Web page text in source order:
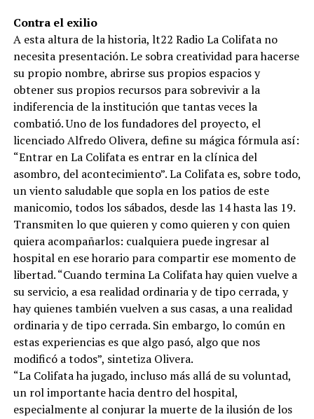
Contra el exilio
A esta altura de la historia, lt22 Radio La Colifata no
necesita presentación. Le sobra creatividad para hacerse
su propio nombre, abrirse sus propios espacios y
obtener sus propios recursos para sobrevivir a la
indiferencia de la institución que tantas veces la
combatió. Uno de los fundadores del proyecto, el
licenciado Alfredo Olivera, define su mágica fórmula así:
“Entrar en La Colifata es entrar en la clínica del
asombro, del acontecimiento”. La Colifata es, sobre todo,
un viento saludable que sopla en los patios de este
manicomio, todos los sábados, desde las 14 hasta las 19.
Transmiten lo que quieren y como quieren y con quien
quiera acompañarlos: cualquiera puede ingresar al
hospital en ese horario para compartir ese momento de
libertad. “Cuando termina La Colifata hay quien vuelve a
su servicio, a esa realidad ordinaria y de tipo cerrada, y
hay quienes también vuelven a sus casas, a una realidad
ordinaria y de tipo cerrada. Sin embargo, lo común en
estas experiencias es que algo pasó, algo que nos
modificó a todos”, sintetiza Olivera.
“La Colifata ha jugado, incluso más allá de su voluntad,
un rol importante hacia dentro del hospital,
especialmente al conjurar la muerte de la ilusión de los